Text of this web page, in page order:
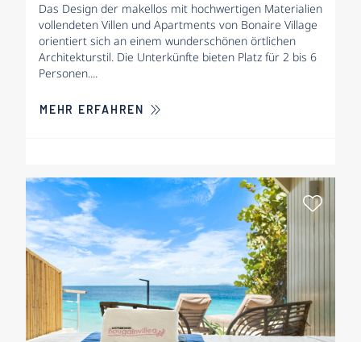
Das Design der makellos mit hochwertigen Materialien
vollendeten Villen und Apartments von Bonaire Village
orientiert sich an einem wunderschönen örtlichen
Architekturstil. Die Unterkünfte bieten Platz für 2 bis 6
Personen....
MEHR ERFAHREN ÜBER BONAIRE VILLAGE
Als